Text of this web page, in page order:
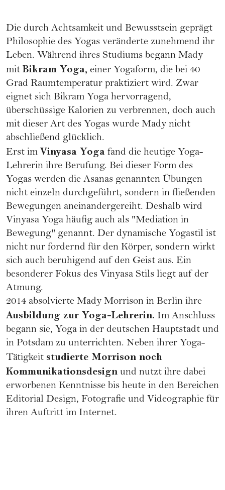
Die durch Achtsamkeit und Bewusstsein geprägt
Philosophie des Yogas veränderte zunehmend ihr
Leben. Während ihres Studiums begann Mady
mit Bikram Yoga, einer Yogaform, die bei 40
Grad Raumtemperatur praktiziert wird. Zwar
eignet sich Bikram Yoga hervorragend,
überschüssige Kalorien zu verbrennen, doch auch
mit dieser Art des Yogas wurde Mady nicht
abschließend glücklich.
Erst im Vinyasa Yoga fand die heutige Yoga-
Lehrerin ihre Berufung. Bei dieser Form des
Yogas werden die Asanas genannten Übungen
nicht einzeln durchgeführt, sondern in fließenden
Bewegungen aneinandergereiht. Deshalb wird
Vinyasa Yoga häufig auch als "Mediation in
Bewegung" genannt. Der dynamische Yogastil ist
nicht nur fordernd für den Körper, sondern wirkt
sich auch beruhigend auf den Geist aus. Ein
besonderer Fokus des Vinyasa Stils liegt auf der
Atmung.
2014 absolvierte Mady Morrison in Berlin ihre
Ausbildung zur Yoga-Lehrerin. Im Anschluss
begann sie, Yoga in der deutschen Hauptstadt und
in Potsdam zu unterrichten. Neben ihrer Yoga-
Tätigkeit studierte Morrison noch
Kommunikationsdesign und nutzt ihre dabei
erworbenen Kenntnisse bis heute in den Bereichen
Editorial Design, Fotografie und Videographie für
ihren Auftritt im Internet.